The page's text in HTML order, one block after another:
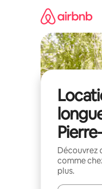
Découvrez
comme
plus.